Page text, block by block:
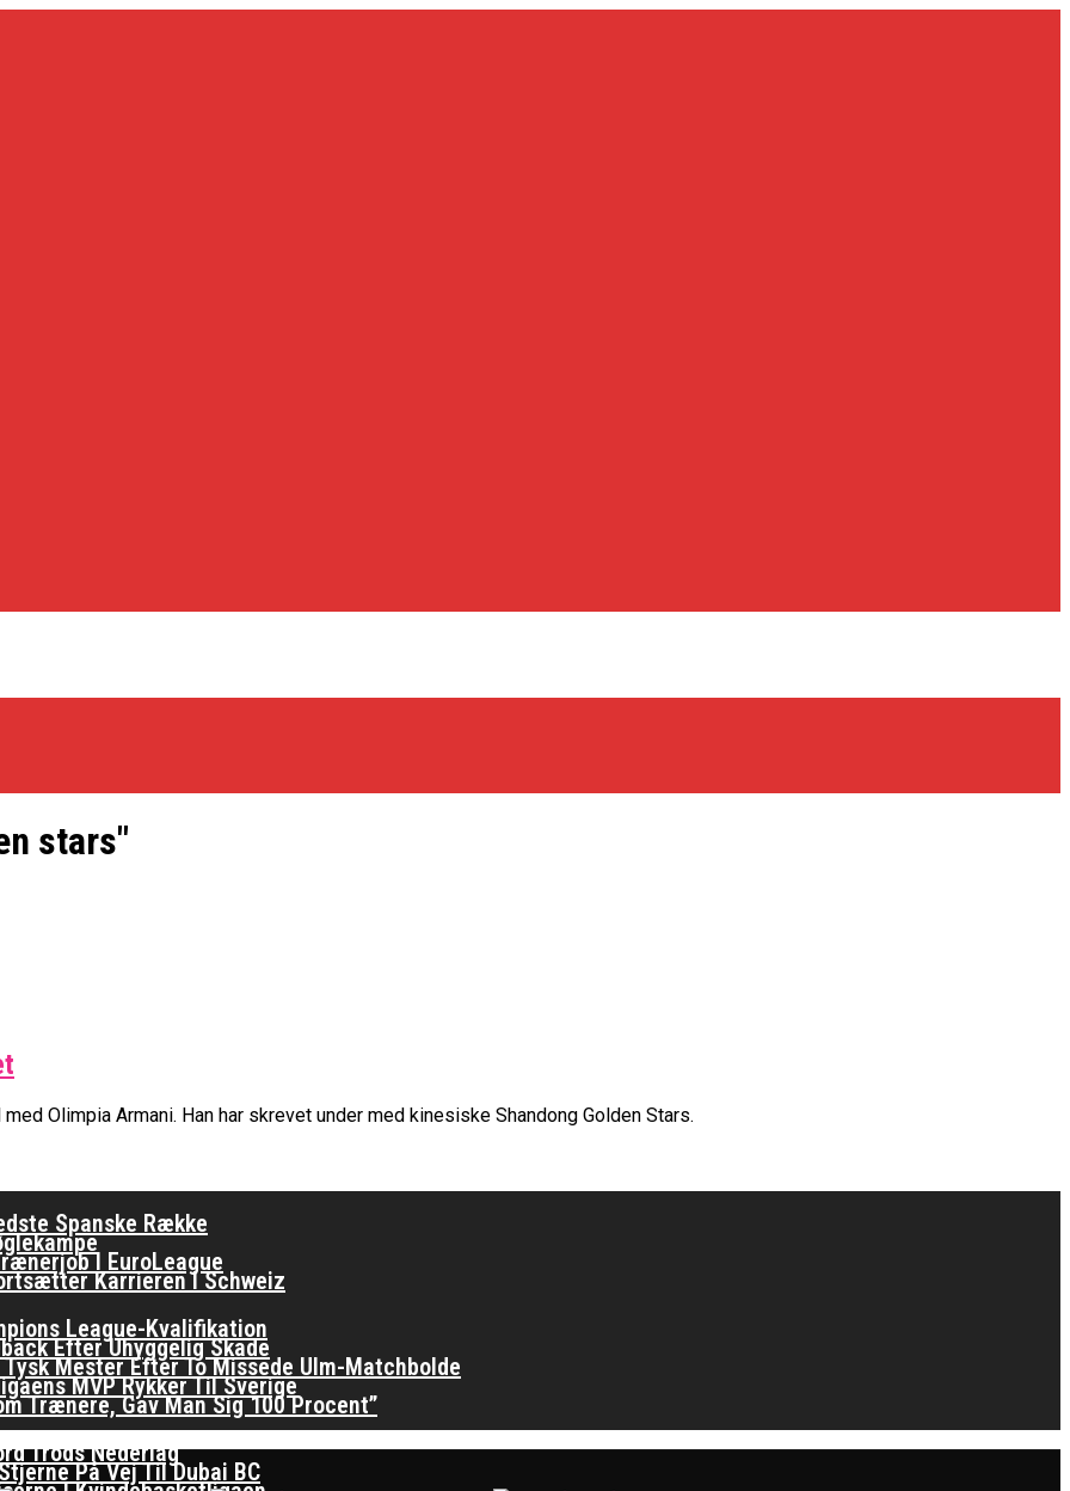
Basketligaen
Spanske Række
League-Kvalifikation
Efter Uhyggelig Skade
Trods Nederlag
I EuroLeague
I EuroLeague
Mester Efter To Missede Ulm-Matchbolde
På Vej Til Dubai BC
Karrieren I Schweiz
MVP Rykker Til Sverige
Trænere, Gav Man Sig 100 Procent”
stars"
Olimpia Armani. Han har skrevet under med kinesiske Shandong Golden Stars.